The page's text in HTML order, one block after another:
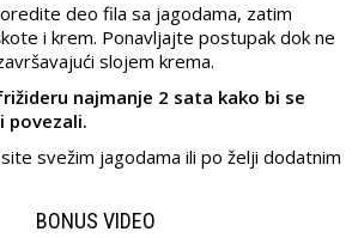
deo fila sa jagodama, zatim
i krem. Ponavljajte postupak dok ne
slojem krema.
najmanje 2 sata kako bi se
povezali.
svežim jagodama ili po želji dodatnim
BONUS VIDEO